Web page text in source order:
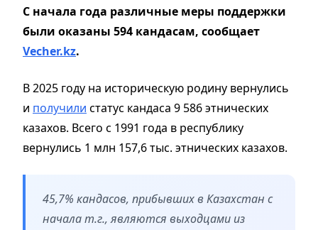
С начала года различные меры поддержки
были оказаны 594 кандасам, сообщает
Vecher.kz.
В 2025 году на историческую родину вернулись
и получили статус кандаса 9 586 этнических
казахов. Всего с 1991 года в республику
вернулись 1 млн 157,6 тыс. этнических казахов.
45,7% кандасов, прибывших в Казахстан с
начала т.г., являются выходцами из